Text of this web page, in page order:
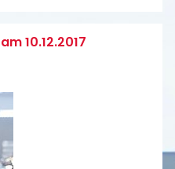
10.12.2017